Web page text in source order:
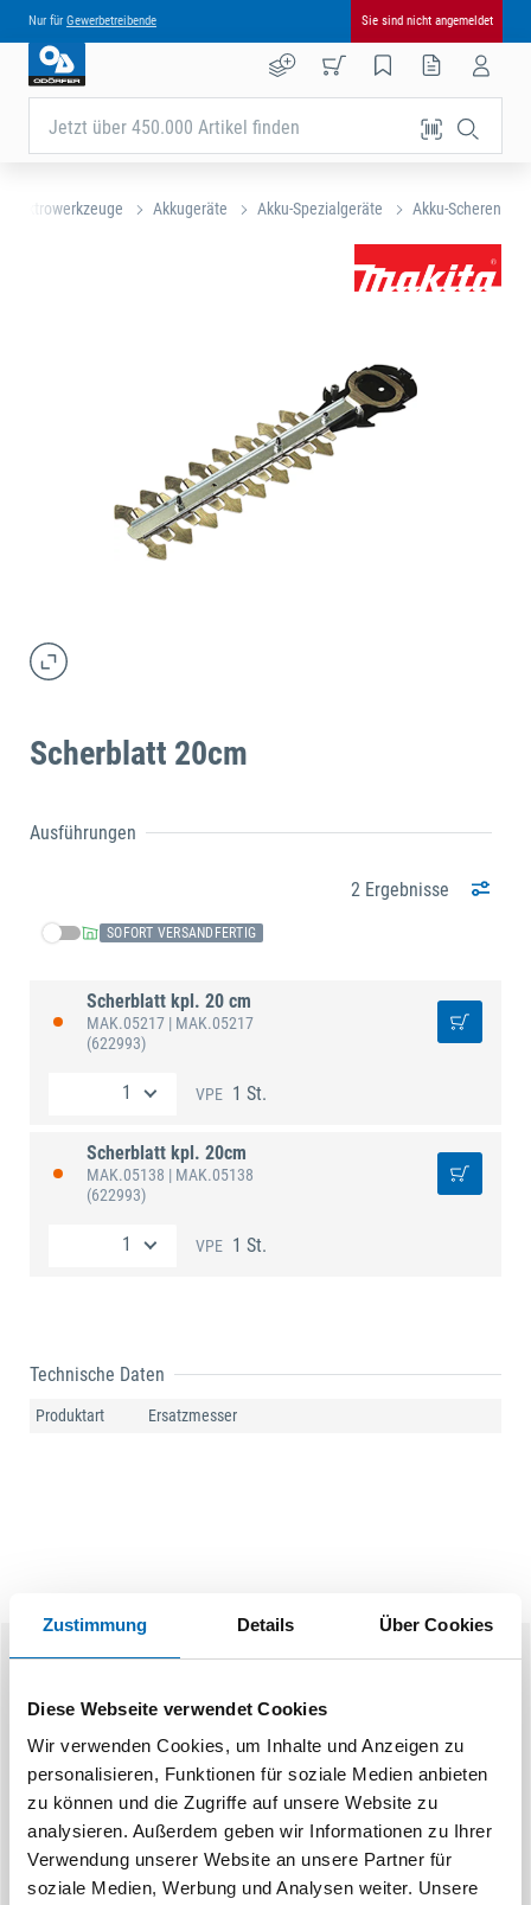
Zustimmung Details Über Cookies
Diese Webseite verwendet Cookies
Wir verwenden Cookies, um Inhalte und Anzeigen zu
personalisieren, Funktionen für soziale Medien anbieten
zu können und die Zugriffe auf unsere Website zu
analysieren. Außerdem geben wir Informationen zu Ihrer
Verwendung unserer Website an unsere Partner für
soziale Medien, Werbung und Analysen weiter. Unsere
Nur für Gewerbetreibende Sie sind nicht angemeldet
Jetzt über 450.000 Artikel finden
Elektrowerkzeuge Akkugeräte Akku-Spezialgeräte Akku-Scheren
Scherblatt 20cm
Ausführungen
2 Ergebnisse
SOFORT VERSANDFERTIG
Scherblatt kpl. 20 cm
MAK.05217 | MAK.05217
(622993)
VPE 1 St.
Scherblatt kpl. 20cm
MAK.05138 | MAK.05138
(622993)
VPE 1 St.
Technische Daten
Produktart Ersatzmesser